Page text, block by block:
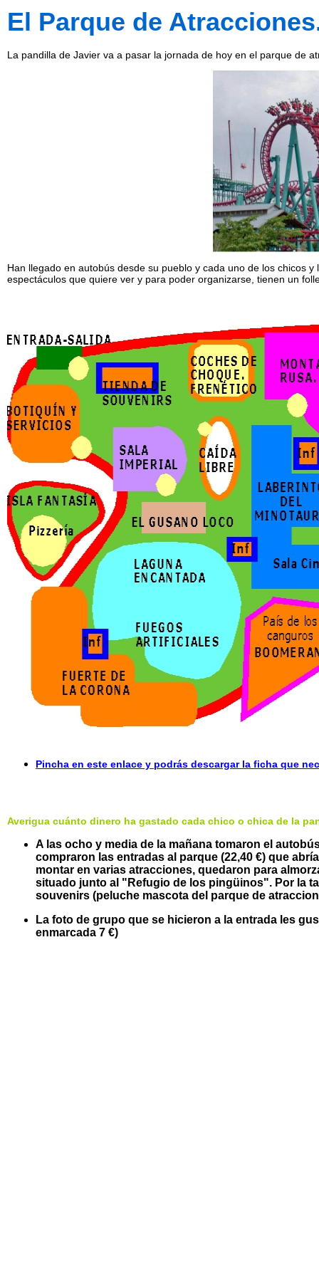
El Parque de
La pandilla de Javier va a pasar la jornada de hoy en el parque de
Han llegado en autobús desde su pueblo y cada uno de los chicos
espectáculos que quiere ver y para poder organizarse, tienen un
Pincha en este enlace y podrás descargar la ficha que
Averigua cuánto dinero ha gastado cada chico o chica de la
A las ocho y media de la mañana tomaron el
compraron las entradas al parque (22,40 €) que
montar en varias atracciones, quedaron para
situado junto al "Refugio de los pingüinos". Por la
souvenirs (peluche mascota del parque de
La foto de grupo que se hicieron a la entrada les
enmarcada 7 €)